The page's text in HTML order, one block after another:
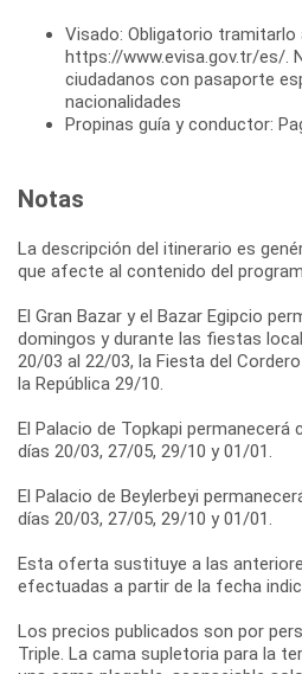
Visado: Obligatorio tramitarlo
https://www.evisa.gov.tr/es/.
ciudadanos con pasaporte
nacionalidades
Propinas guía y conductor:
Notas
La descripción del itinerario es
que afecte al contenido del
El Gran Bazar y el Bazar Egipcio
domingos y durante las fiestas
20/03 al 22/03, la Fiesta del
la República 29/10.
El Palacio de Topkapi
días 20/03, 27/05, 29/10 y 01/01.
El Palacio de Beylerbeyi
días 20/03, 27/05, 29/10 y 01/01.
Esta oferta sustituye a las
efectuadas a partir de la fecha
Los precios publicados son por
Triple. La cama supletoria para la